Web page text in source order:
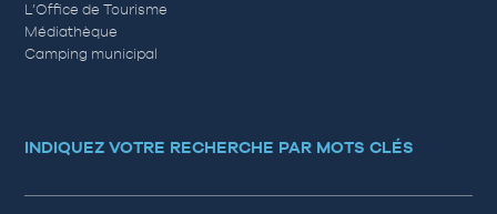
L’Office de Tourisme
Médiathèque
Camping municipal
INDIQUEZ VOTRE RECHERCHE PAR MOTS CLÉS